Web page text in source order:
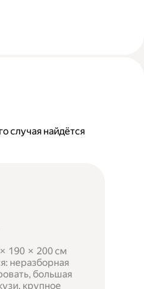
случая найдётся
190 × 200 см
неразборная
большая
крупное